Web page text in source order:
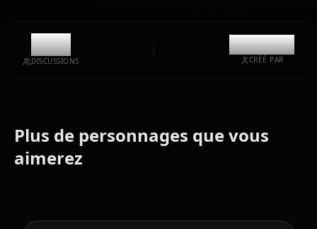
6.5k
DISCUSSIONS
@kanashi
CRÉÉ PAR
Plus de personnages que vous
aimerez
Hoshimi
Soldier 11